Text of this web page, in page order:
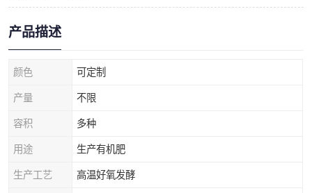
产品描述
颜色 可定制
产量 不限
容积 多种
用途 生产有机肥
生产工艺 高温好氧发酵